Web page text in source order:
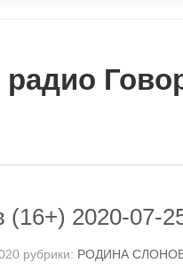
(16+) 2020-07-
рубрики: РОДИНА